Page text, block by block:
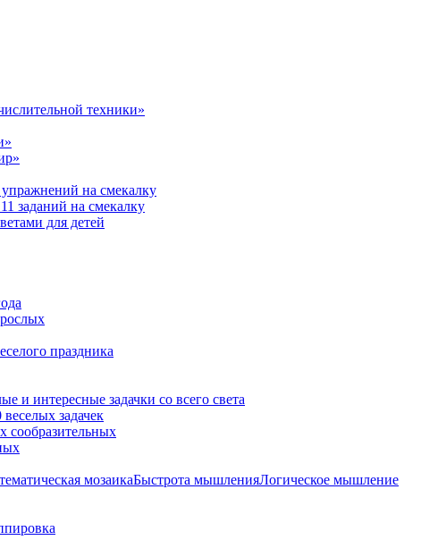
техники»
на смекалку
заданий на смекалку
для детей
праздника
и интересные задачки со всего света
задачек
сообразительных
мозаикаБыстрота мышленияЛогическое мышление